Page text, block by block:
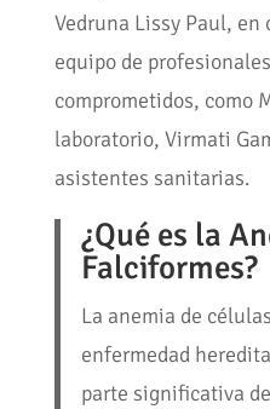
Vedruna Lissy Paul, en
equipo de
comprometidos, como
laboratorio, Virmati
asistentes sanitarias.
¿Qué es la
Falciformes?
La anemia de
enfermedad
parte significativa